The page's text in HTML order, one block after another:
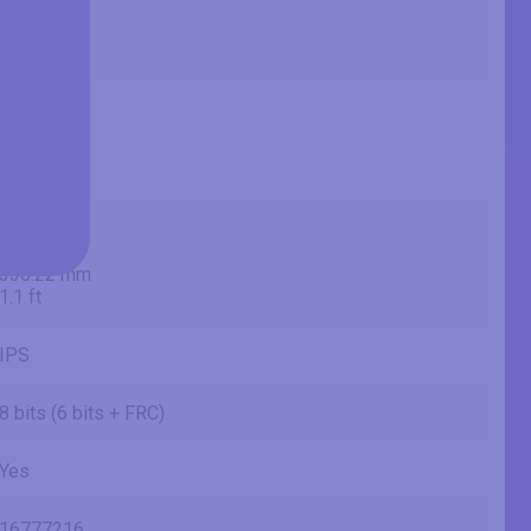
336.22 mm
1.1 ft
IPS
8 bits (6 bits + FRC)
Yes